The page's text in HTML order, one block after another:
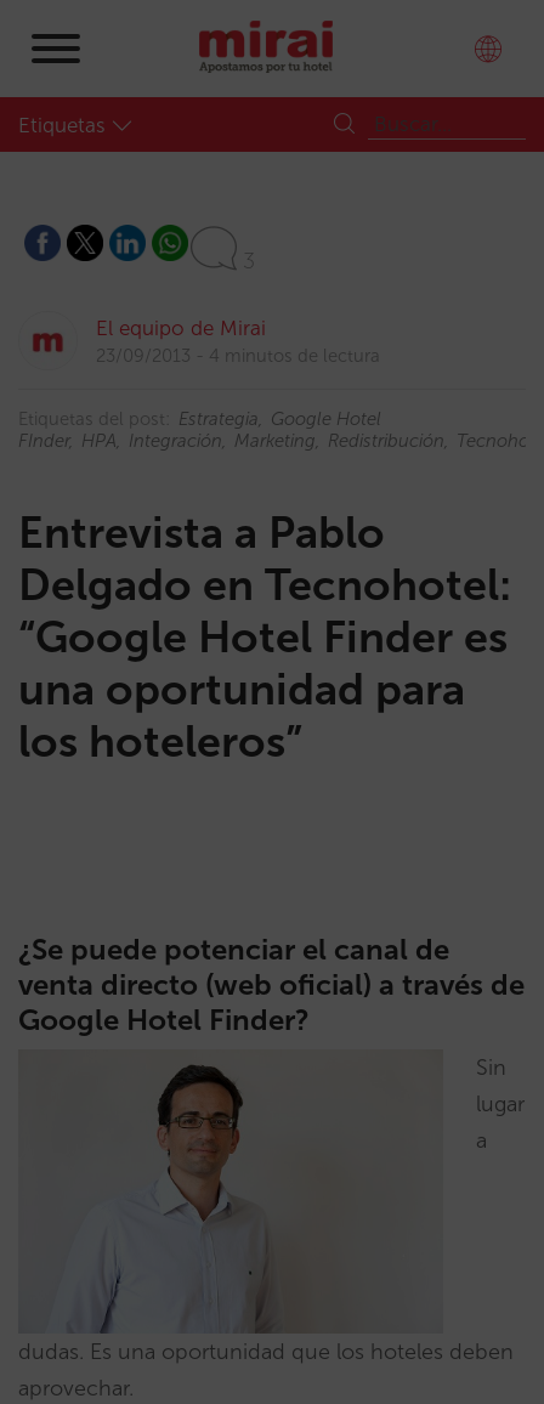
Etiquetas
3
El equipo de Mirai
23/09/2013 4 minutos de lectura
Etiquetas del post: Estrategia
Google Hotel
FInder
HPA Integración Marketing Redistribución
Entrevista a Pablo
Delgado en Tecnohotel:
“Google Hotel Finder es
una oportunidad para
los hoteleros”
¿Se puede potenciar el canal de
venta directo (web oficial) a través de
Google Hotel Finder?
Sin
lugar
a
dudas. Es una oportunidad que los hoteles deben
aprovechar.